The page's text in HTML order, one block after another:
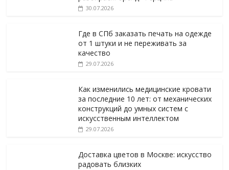
30.07.2026
Где в СПб заказать печать на одежде
от 1 штуки и не переживать за
качество
29.07.2026
Как изменились медицинские кровати
за последние 10 лет: от механических
конструкций до умных систем с
искусственным интеллектом
29.07.2026
Доставка цветов в Москве: искусство
радовать близких